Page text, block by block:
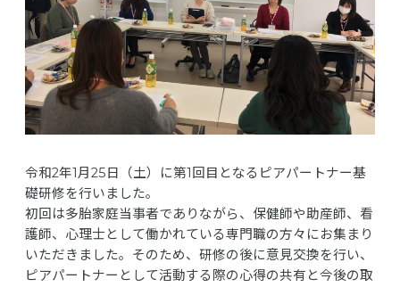
令和2年1月25日（土）に第1回目となるピアパートナー基
礎研修を行いました。
初回は多胎家庭当事者でありながら、保健師や助産師、看
護師、心理士として働かれている専門職の方々にお集まり
いただきました。そのため、研修の後に意見交換を行い、
ピアパートナーとして活動する際の心得の共有と今後の取